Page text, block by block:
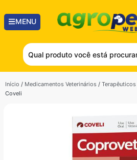
MENU
Início / Medicamentos Veterinários / Terapêuticos
Coveli